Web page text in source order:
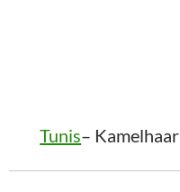
Tunis– Kamelhaar